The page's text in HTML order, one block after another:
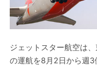
ジェットスター航空は
の運航を8月2日から週3